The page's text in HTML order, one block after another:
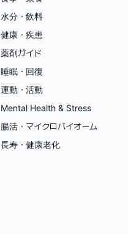
水分・飲料
健康・疾患
薬剤ガイド
睡眠・回復
運動・活動
Mental Health & Stress
腸活・マイクロバイオーム
長寿・健康老化